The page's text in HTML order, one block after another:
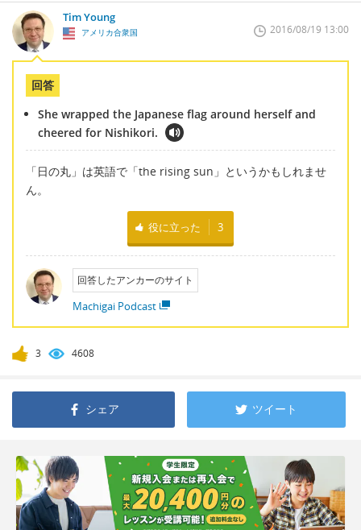
Tim Young
アメリカ合衆国 2016/08/19 13:00
回答
She wrapped the Japanese flag around herself and
cheered for Nishikori.
「日の丸」は英語で「the rising sun」というかもしれませ
ん。
役に立った 3
回答したアンカーのサイト
Machigai Podcast
3 4608
シェア ツイート